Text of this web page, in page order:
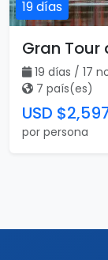
19 días
Gran Tour
19 días / 17
7 país(es)
USD
por persona